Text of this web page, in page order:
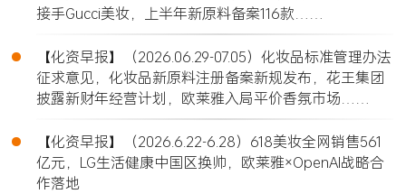
接手Gucci美妆，上半年新原料备案116款……
•
【化资早报】（2026.06.29-07.05）化妆品标准管理办法
征求意见，化妆品新原料注册备案新规发布，花王集团
披露新财年经营计划，欧莱雅入局平价香氛市场……
•
【化资早报】（2026.6.22-6.28）618美妆全网销售561
亿元，LG生活健康中国区换帅，欧莱雅×OpenAI战略合
作落地